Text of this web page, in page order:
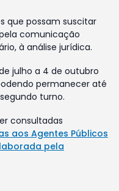
que possam suscitar
comunicação
à análise jurídica.
julho a 4 de outubro
permanecer até
turno.
consultadas
aos Agentes Públicos
pela